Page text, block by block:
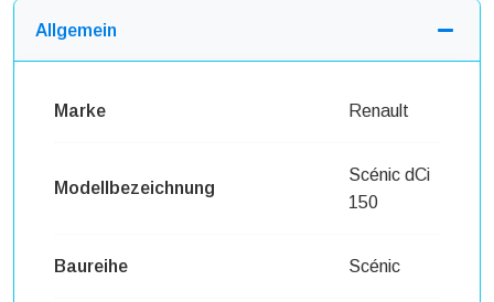
Allgemein
Marke Renault
Modellbezeichnung
Scénic dCi
150
Baureihe Scénic